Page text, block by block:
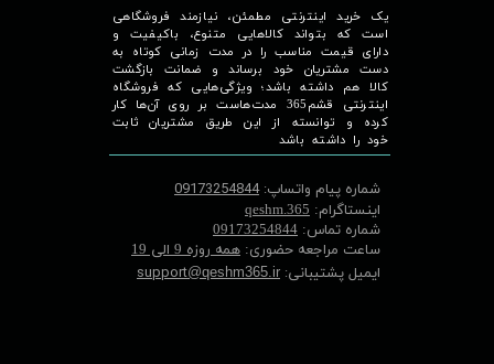
یک خرید اینترنتی مطمئن، نیازمند فروشگاهی
است که بتواند کالاهایی متنوع، باکیفیت و
دارای قیمت مناسب را در مدت زمانی کوتاه به
دست مشتریان خود برساند و ضمانت بازگشت
کالا هم داشته باشد؛ ویژگی‌هایی که فروشگاه
اینترنتی قشم365 مدت‌هاست بر روی آن‌ها کار
کرده و توانسته از این طریق مشتریان ثابت
خود را داشته باشد
شماره پیام واتساپ:09173254844
اینستاگرام: qeshm.365
شماره تماس: 09173254844
ساعت مراجعه حضوری: همه روزه 9 الی 19
ایمیل پشتیبانی: support@qeshm365.ir